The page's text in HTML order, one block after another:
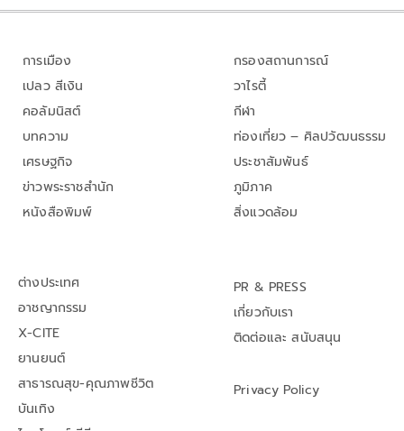
การเมือง
เปลว สีเงิน
คอลัมนิสต์
บทความ
เศรษฐกิจ
ข่าวพระราชสำนัก
หนังสือพิมพ์
กรองสถานการณ์
วาไรตี้
กีฬา
ท่องเที่ยว – ศิลปวัฒนธรรม
ประชาสัมพันธ์
ภูมิภาค
สิ่งแวดล้อม
ต่างประเทศ
อาชญากรรม
X-CITE
ยานยนต์
สาธารณสุข-คุณภาพชีวิต
บันเทิง
PR & PRESS
เกี่ยวกับเรา
ติดต่อและ สนับสนุน
Privacy Policy